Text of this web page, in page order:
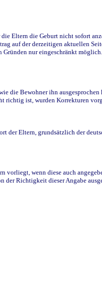
Eltern die Geburt nicht sofort
auf der derzeitigen aktuellen
nur eingeschränkt
die Bewohner ihn ausgesprochen
richtig ist, wurden Korrekturen
der Eltern, grundsätzlich der
vorliegt, wenn diese auch
der Richtigkeit dieser Angabe